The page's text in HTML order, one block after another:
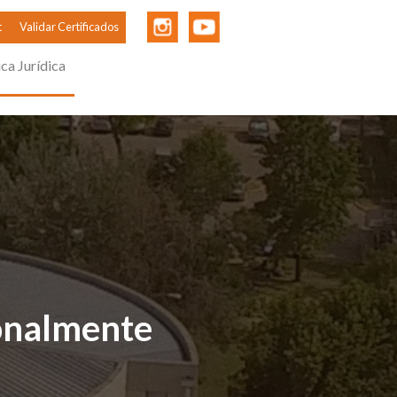
Validar Certificados
Jurídica